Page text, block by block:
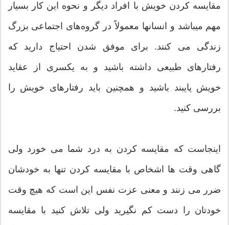
مقایسه کردن خویش با افراد دیگر و نحوه این کار بسیار
مهم میباشد و انسانها معمولاً در گروه‌های اجتماعی بزرگ
زندگی می کنند. برای موفق شدن احتیاج دارید که
رفتارهای طبیعی داشته باشید و به یکسری از عقاید
خویش پایبند باشید و همچنين باید رفتارهای خویش را
بررسی کنید.
اینجاست که مقایسه کردن به درد شما می خورد ولی
گاهی وقت ها اشخاص با مقایسه کردن تنها به خودشان
ضرر می زنند و معنی عزت نفس این است که هیچ وقت
خودتان را دست کم نگیرید ولی تلاش کنید با مقایسه